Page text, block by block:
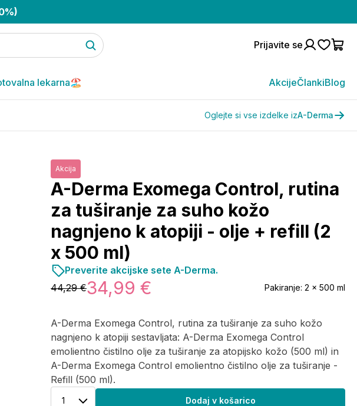
Prijavite se
lekarna🏖️ AkcijeČlankiBlog
Oglejte si vse izdelke izA-Derma
Akcija
A-Derma Exomega Control, rutina
za tuširanje za suho kožo
nagnjeno k atopiji - olje + refill (2
x 500 ml)
A-Derma Exomega Control, rutina za tuširanje za suho kožo
nagnjeno k atopiji sestavljata: A-Derma Exomega Control
emolientno čistilno olje za tuširanje za atopijsko kožo (500 ml) in
A-Derma Exomega Control emolientno čistilno olje za tuširanje -
Refill (500 ml).
44,29 €34,99 € Pakiranje: 2 x 500 ml
Preverite akcijske sete A-Derma.
1 Dodaj v košarico